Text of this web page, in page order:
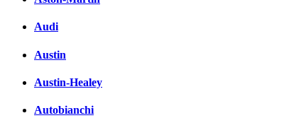
Audi
Austin
Austin-Healey
Autobianchi